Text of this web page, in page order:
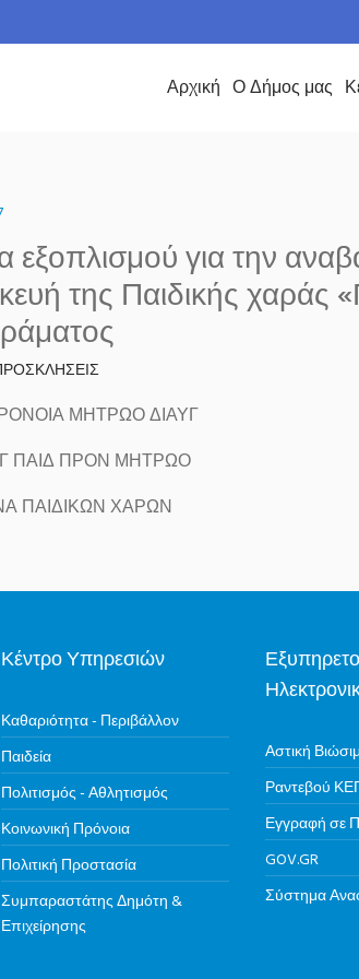
Δήμο Περάματος
Αρχική Ο Δήμος μας
εξοπλισμού για την
της Παιδικής χαράς
ΜΗΤΡΩΟ ΔΙΑΥΓ
ΠΑΙΔ ΠΡΟΝ ΜΗΤΡΩΟ
ΠΑΙΔΙΚΩΝ ΧΑΡΩΝ
Κέντρο Υπηρεσιών
Καθαριότητα - Περιβάλλον
Παιδεία
Πολιτισμός - Αθλητισμός
Κοινωνική Πρόνοια
Πολιτική Προστασία
Συμπαραστάτης Δημότη &
Επιχείρησης
Αστική
Ραντεβού
Εγγραφή σε
GOV.GR
Σύστημα